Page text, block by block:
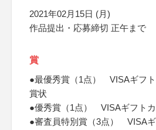
2021年02月15日 (月)
作品提出・応募締切 正午まで
賞
●最優秀賞（1点） VISAギフト
賞状
●優秀賞（1点） VISAギフト
●審査員特別賞（3点） VISA